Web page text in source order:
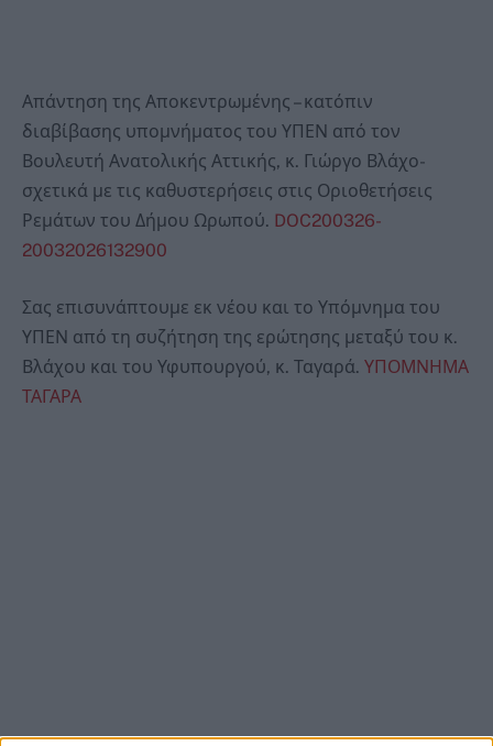
Απάντηση της Αποκεντρωμένης – κατόπιν
διαβίβασης υπομνήματος του ΥΠΕΝ από τον
Βουλευτή Ανατολικής Αττικής, κ. Γιώργο Βλάχο-
σχετικά με τις καθυστερήσεις στις Οριοθετήσεις
Ρεμάτων του Δήμου Ωρωπού. DOC200326-
20032026132900
Σας επισυνάπτουμε εκ νέου και το Υπόμνημα του
ΥΠΕΝ από τη συζήτηση της ερώτησης μεταξύ του κ.
Βλάχου και του Υφυπουργού, κ. Ταγαρά. ΥΠΟΜΝΗΜΑ
ΤΑΓΑΡΑ